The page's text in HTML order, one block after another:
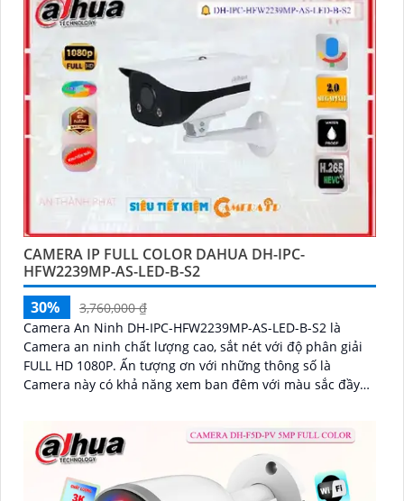
CAMERA IP FULL COLOR DAHUA DH-IPC-
HFW2239MP-AS-LED-B-S2
30%
3,760,000 ₫
Camera An Ninh DH-IPC-HFW2239MP-AS-LED-B-S2 là
Camera an ninh chất lượng cao, sắt nét với độ phân giải
FULL HD 1080P. Ấn tượng ơn với những thông số là
Camera này có khả năng xem ban đêm với màu sắc đầy